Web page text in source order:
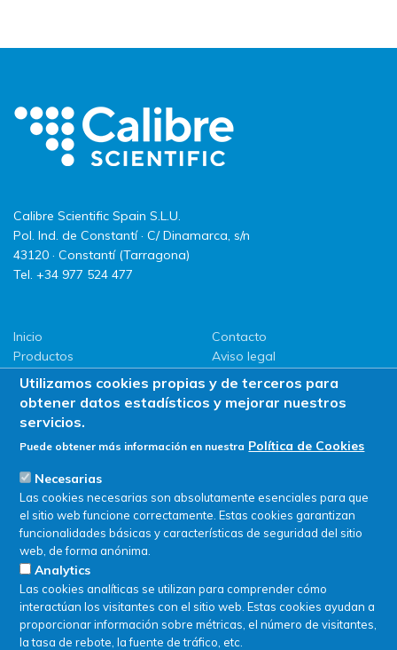
Calibre Scientific Spain S.L.U.
Pol. Ind. de Constantí · C/ Dinamarca, s/n
43120 · Constantí (Tarragona)
Tel. +34 977 524 477
Inicio
Productos
LLG
Promociones
ServiSAT
Contacto
Aviso legal
Política de privacidad
Política de Cookies
Utilizamos cookies propias y de terceros para
obtener datos estadísticos y mejorar nuestros
servicios.
Puede obtener más información en nuestra Política de Cookies
Necesarias
Las cookies necesarias son absolutamente esenciales para que
el sitio web funcione correctamente. Estas cookies garantizan
funcionalidades básicas y características de seguridad del sitio
web, de forma anónima.
Analytics
Las cookies analíticas se utilizan para comprender cómo
interactúan los visitantes con el sitio web. Estas cookies ayudan a
proporcionar información sobre métricas, el número de visitantes,
la tasa de rebote, la fuente de tráfico, etc.